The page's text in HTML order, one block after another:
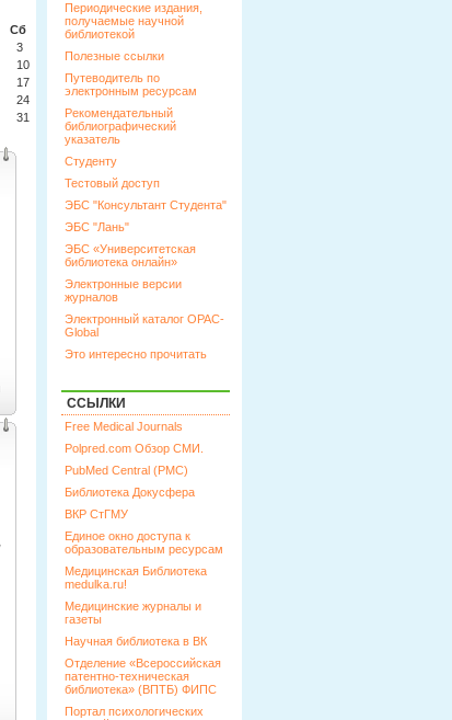
Сб
3
10
17
24
31
Периодические издания,
получаемые научной
библиотекой
Полезные ссылки
Путеводитель по
электронным ресурсам
Рекомендательный
библиографический
указатель
Студенту
Тестовый доступ
ЭБС "Консультант Студента"
ЭБС "Лань"
ЭБС «Университетская
библиотека онлайн»
Электронные версии
журналов
Электронный каталог OPAC-
Global
Это интересно прочитать
ССЫЛКИ
Free Medical Journals
Polpred.com Обзор СМИ.
PubMed Central (PMC)
Библиотека Докусфера
ВКР СтГМУ
Единое окно доступа к
образовательным ресурсам
Медицинская Библиотека
medulka.ru!
Медицинские журналы и
газеты
Научная библиотека в ВК
Отделение «Всероссийская
патентно-техническая
библиотека» (ВПТБ) ФИПС
Портал психологических